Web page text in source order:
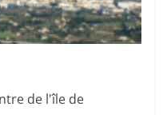
de l'île de